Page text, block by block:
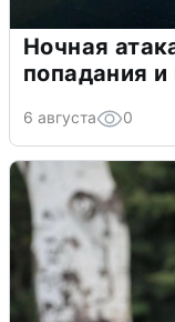
Ночная
попадания и
6 августа 0